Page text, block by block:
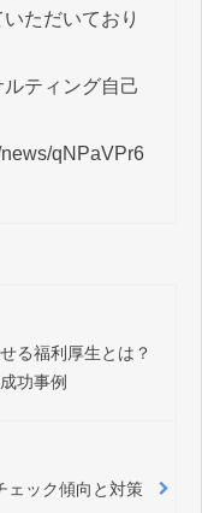
ただいており
ティング自己
qNPaVPr6
る福利厚生とは？
功事例
ェック傾向と対策